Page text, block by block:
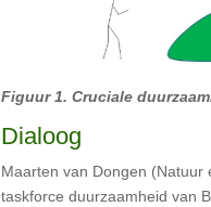
Figuur 1. Cruciale
Dialoog
Maarten van Dongen (Natuur
taskforce duurzaamheid van